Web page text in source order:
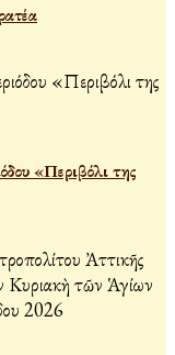
«Περιβόλι της